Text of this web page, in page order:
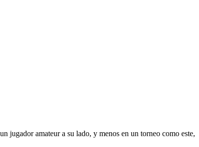
jugador amateur a su lado, y menos en un torneo como este,